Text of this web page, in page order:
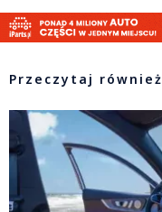
Przeczytaj również